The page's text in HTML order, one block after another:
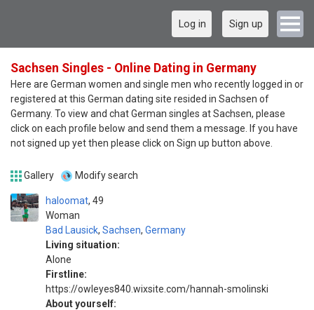
Log in Sign up
Sachsen Singles - Online Dating in Germany
Here are German women and single men who recently logged in or
registered at this German dating site resided in Sachsen of
Germany. To view and chat German singles at Sachsen, please
click on each profile below and send them a message. If you have
not signed up yet then please click on Sign up button above.
Gallery Modify search
haloomat
Woman
49
Bad Lausick, Sachsen, Germany
Living situation:
Alone
Firstline:
https://owleyes840.wixsite.com/hannah-smolinski
About yourself: